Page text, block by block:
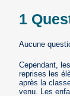
1
Aucune
Cependant,
reprises les
après la
venu. Les